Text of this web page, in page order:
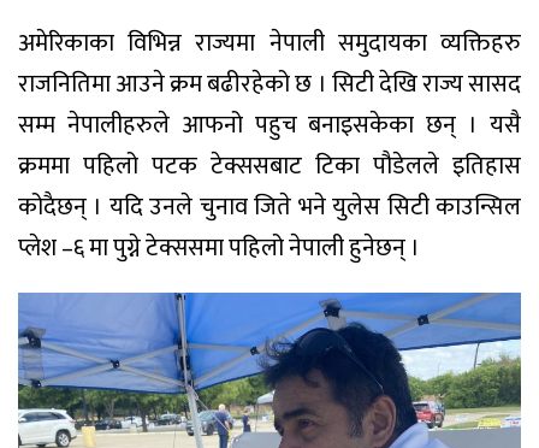
अमेरिकाका विभिन्न राज्यमा नेपाली समुदायका व्यक्तिहरु
राजनितिमा आउने क्रम बढीरहेको छ । सिटी देखि राज्य सासद
सम्म नेपालीहरुले आफनो पहुच बनाइसकेका छन् । यसै
क्रममा पहिलो पटक टेक्ससबाट टिका पौडेलले इतिहास
कोदैछन् । यदि उनले चुनाव जिते भने युलेस सिटी काउन्सिल
प्लेश –६ मा पुग्ने टेक्ससमा पहिलो नेपाली हुनेछन् ।